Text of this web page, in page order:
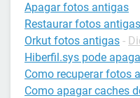
Apagar fotos antigas
Restaurar fotos
Orkut fotos antigas -
Hiberfil.sys pode
Como recuperar fotos
Como apagar caches